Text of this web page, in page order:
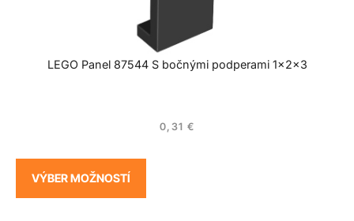
LEGO Panel 87544 S bočnými podperami 1x2x3
0,31 €
VÝBER MOŽNOSTÍ